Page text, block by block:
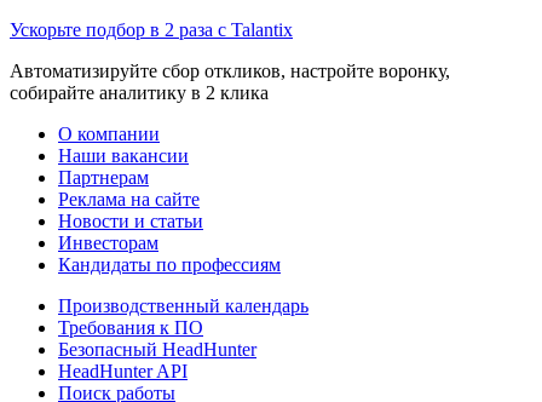
Ускорьте подбор в 2 раза с Talantix
Автоматизируйте сбор откликов, настройте воронку,
собирайте аналитику в 2 клика
О компании
Наши вакансии
Партнерам
Реклама на сайте
Новости и статьи
Инвесторам
Кандидаты по профессиям
Производственный календарь
Требования к ПО
Безопасный HeadHunter
HeadHunter API
Поиск работы